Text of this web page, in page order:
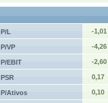
P/L -1,01
P/VP -4,26
P/EBIT -2,60
PSR 0,17
P/Ativos 0,10